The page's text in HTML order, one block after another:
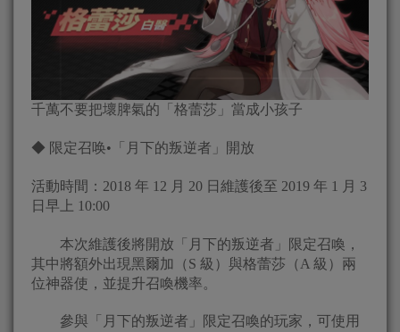
千萬不要把壞脾氣的「格蕾莎」當成小孩子
◆ 限定召唤•「月下的叛逆者」開放
活動時間：2018 年 12 月 20 日維護後至 2019 年 1 月 3
日早上 10:00
本次維護後將開放「月下的叛逆者」限定召喚，
其中將額外出現黑爾加（S 級）與格蕾莎（A 級）兩
位神器使，並提升召喚機率。
參與「月下的叛逆者」限定召喚的玩家，可使用